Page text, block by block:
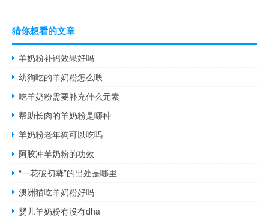
猜你想看的文章
羊奶粉补钙效果好吗
幼狗吃的羊奶粉怎么喂
吃羊奶粉需要补充什么元素
帮助长肉的羊奶粉是哪种
羊奶粉老年狗可以吃吗
阿胶冲羊奶粉的功效
“一花破初蕤”的出处是哪里
澳洲猫吃羊奶粉好吗
婴儿羊奶粉有没有dha